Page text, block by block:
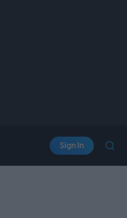
Sign In